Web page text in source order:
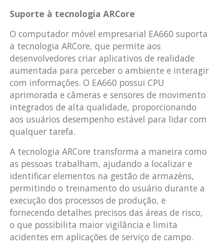
Suporte à tecnologia ARCore
O computador móvel empresarial EA660 suporta
a tecnologia ARCore, que permite aos
desenvolvedores criar aplicativos de realidade
aumentada para perceber o ambiente e interagir
com informações. O EA660 possui CPU
aprimorada e câmeras e sensores de movimento
integrados de alta qualidade, proporcionando
aos usuários desempenho estável para lidar com
qualquer tarefa.
A tecnologia ARCore transforma a maneira como
as pessoas trabalham, ajudando a localizar e
identificar elementos na gestão de armazéns,
permitindo o treinamento do usuário durante a
execução dos processos de produção, e
fornecendo detalhes precisos das áreas de risco,
o que possibilita maior vigilância e limita
acidentes em aplicações de serviço de campo.